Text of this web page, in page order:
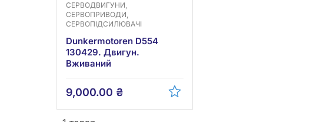
СЕРВОДВИГУНИ,
СЕРВОПРИВОДИ,
СЕРВОПІДСИЛЮВАЧІ
Dunkermotoren D554
130429. Двигун.
Вживаний
9,000.00 ₴